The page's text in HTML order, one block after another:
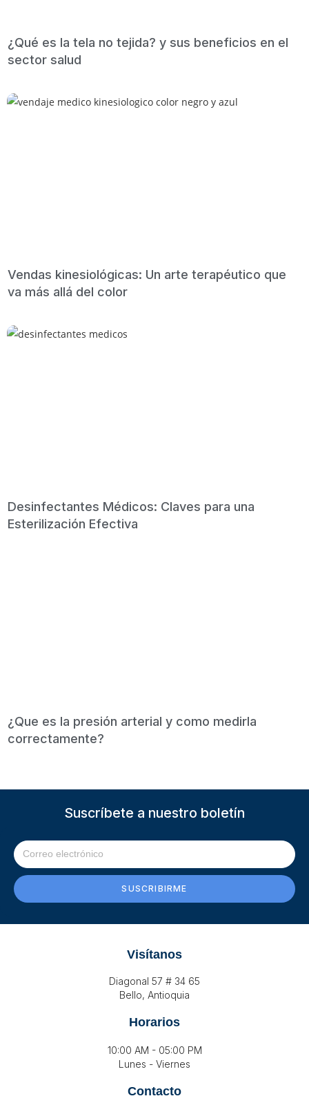
¿Qué es la tela no tejida? y sus beneficios en el
sector salud
Vendas kinesiológicas: Un arte terapéutico que
va más allá del color
Desinfectantes Médicos: Claves para una
Esterilización Efectiva
¿Que es la presión arterial y como medirla
correctamente?
Suscríbete a nuestro boletín
SUSCRIBIRME
Visítanos
Diagonal 57 # 34 65
Bello, Antioquia
Horarios
10:00 AM - 05:00 PM
Lunes - Viernes
Contacto